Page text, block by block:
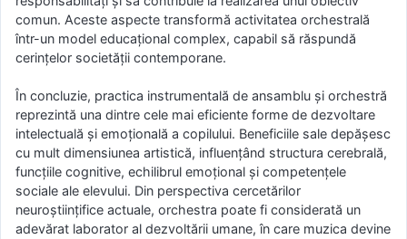
comun. Aceste aspecte transformă activitatea orchestrală
într-un model educațional complex, capabil să răspundă
cerințelor societății contemporane.
În concluzie, practica instrumentală de ansamblu și orchestră
reprezintă una dintre cele mai eficiente forme de dezvoltare
intelectuală și emoțională a copilului. Beneficiile sale depășesc
cu mult dimensiunea artistică, influențând structura cerebrală,
funcțiile cognitive, echilibrul emoțional și competențele
sociale ale elevului. Din perspectiva cercetărilor
neuroștiințifice actuale, orchestra poate fi considerată un
adevărat laborator al dezvoltării umane, în care muzica devine